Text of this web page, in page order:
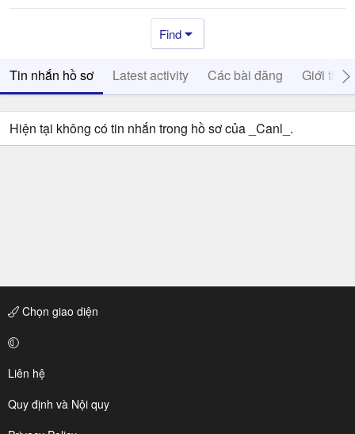
Find
Tin nhắn hồ sơ Latest activity Các bài đăng Giới thiệu
Hiện tại không có tin nhắn trong hồ sơ của _Canl_.
Chọn giao diện
Liên hệ
Quy định và Nội quy